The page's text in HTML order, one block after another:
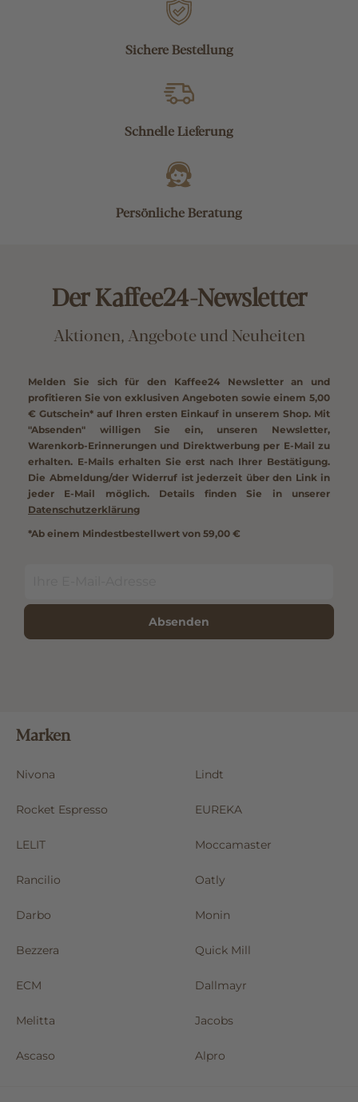
Sichere Bestellung
Schnelle Lieferung
Persönliche Beratung
Der Kaffee24-Newsletter
Aktionen, Angebote und Neuheiten
Melden Sie sich für den Kaffee24 Newsletter an und
profitieren Sie von exklusiven Angeboten sowie einem 5,00
€ Gutschein* auf Ihren ersten Einkauf in unserem Shop. Mit
"Absenden" willigen Sie ein, unseren Newsletter,
Warenkorb-Erinnerungen und Direktwerbung per E-Mail zu
erhalten. E-Mails erhalten Sie erst nach Ihrer Bestätigung.
Die Abmeldung/der Widerruf ist jederzeit über den Link in
jeder E-Mail möglich. Details finden Sie in unserer
Datenschutzerklärung
*Ab einem Mindestbestellwert von 59,00 €
Absenden
Marken
Nivona Lindt
Rocket Espresso EUREKA
LELIT Moccamaster
Rancilio Oatly
Darbo Monin
Bezzera Quick Mill
ECM Dallmayr
Melitta Jacobs
Ascaso Alpro